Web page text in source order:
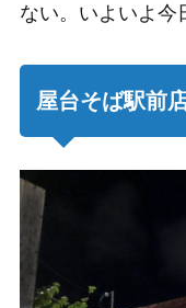
ない。いよいよ今
屋台そば駅前